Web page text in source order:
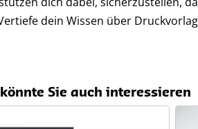
dein Wissen über
könnte Sie auch interessieren